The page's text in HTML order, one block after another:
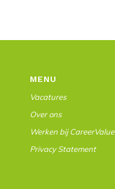
MENU
Vacatures
Over ons
Werken bij CareerValue
Privacy Statement